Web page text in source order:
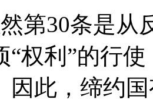
第30条是从
“权利”的行
因此，缔约